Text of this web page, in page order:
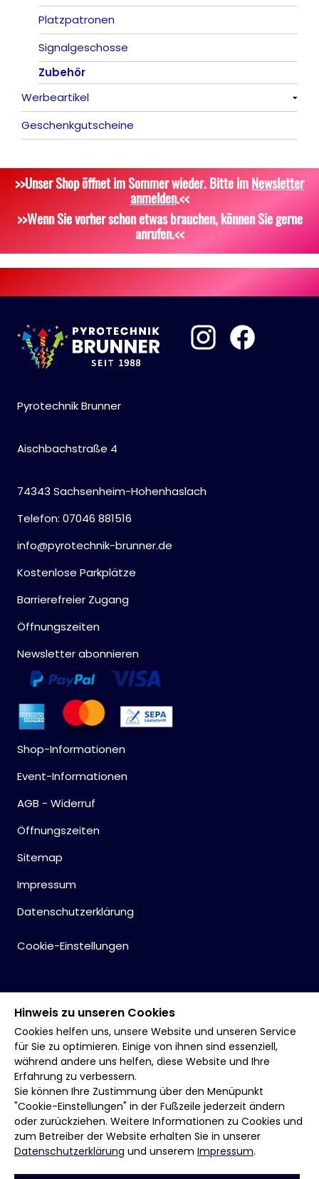
Tischfeuerwerk
Silvestergießen
Dekoration, Knicklichter
Scherzartikel
Platzpatronen
Signalgeschosse
Zubehör
Werbeartikel
Alle anzeigen
Attrappen
Geschenkgutscheine
>>Unser Shop öffnet im Sommer wieder. Bitte imNewsletter
anmelden.<<
>>Wenn Sie vorher schon etwas brauchen, können Sie gerne
anrufen.<<
Pyrotechnik Brunner
Aischbachstraße 4
74343 Sachsenheim-Hohenhaslach
Telefon: 07046 881516
info@pyrotechnik-brunner.de
Kostenlose Parkplätze
Barrierefreier Zugang
Öffnungszeiten
Newsletter abonnieren
Shop-Informationen
Event-Informationen
AGB - Widerruf
Öffnungszeiten
Sitemap
Impressum
Datenschutzerklärung
Cookie-Einstellungen
Hinweis zu unseren Cookies
Cookies helfen uns, unsere Website und unseren Service
für Sie zu optimieren. Einige von ihnen sind essenziell,
während andere uns helfen, diese Website und Ihre
Erfahrung zu verbessern.
Sie können Ihre Zustimmung über den Menüpunkt
"Cookie-Einstellungen" in der Fußzeile jederzeit ändern
oder zurückziehen. Weitere Informationen zu Cookies und
zum Betreiber der Website erhalten Sie in unserer
Datenschutzerklärung und unserem Impressum.